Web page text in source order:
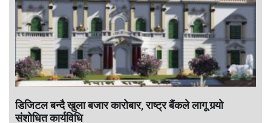
डिजिटल बन्दै खुला बजार कारोबार, राष्ट्र बैंकले लागू गर्‍यो
संशोधित कार्यविधि